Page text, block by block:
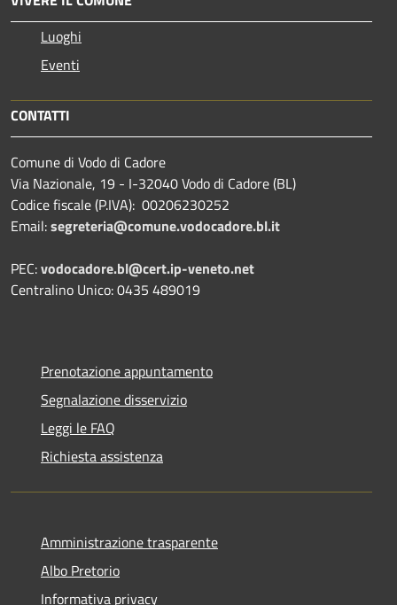
Luoghi
Eventi
CONTATTI
Comune di Vodo di Cadore
Via Nazionale, 19 - I-32040 Vodo di Cadore (BL)
Codice fiscale (P.IVA): 00206230252
Email:segreteria@comune.vodocadore.bl.it
PEC:vodocadore.bl@cert.ip-veneto.net
Centralino Unico: 0435 489019
Prenotazione appuntamento
Segnalazione disservizio
Leggi le FAQ
Richiesta assistenza
Amministrazione trasparente
Albo Pretorio
Informativa privacy